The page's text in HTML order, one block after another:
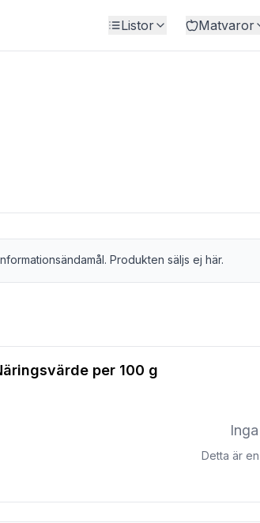
Listor Matvaror
Produkten säljs ej här.
per 100 g
Detta är